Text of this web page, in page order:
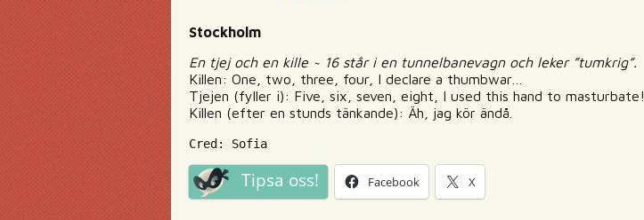
Stockholm
En tjej och en kille ~ 16 står i en tunnelbanevagn och leker ”tumkrig”.
Killen: One, two, three, four, I declare a thumbwar…
Tjejen (fyller i): Five, six, seven, eight, I used this hand to masturbate!
Killen (efter en stunds tänkande): Äh, jag kör ändå.
Cred: Sofia
Tipsa oss! Facebook X